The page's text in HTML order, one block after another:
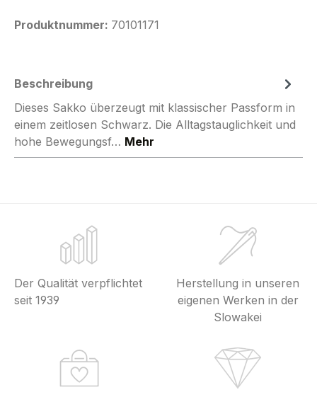
Produktnummer: 70101171
Beschreibung
Dieses Sakko überzeugt mit klassischer Passform in
einem zeitlosen Schwarz. Die Alltagstauglichkeit und
hohe Bewegungsf… Mehr
Der Qualität verpflichtet
seit 1939
Herstellung in unseren
eigenen Werken in der
Slowakei